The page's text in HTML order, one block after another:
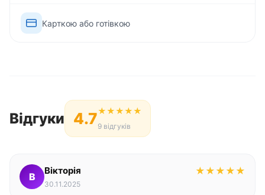
Карткою або готівкою
Відгуки 4.7★★★★★
9 відгуків
В
Вікторія ★ ★ ★ ★ ★
30.11.2025